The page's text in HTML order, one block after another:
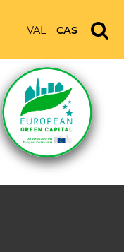
VAL CAS